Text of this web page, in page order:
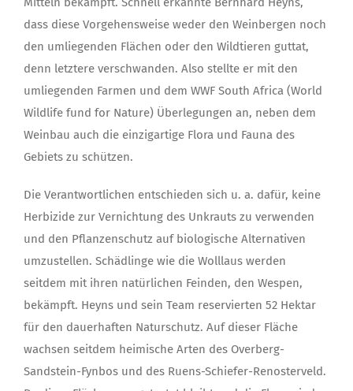
dass diese Vorgehensweise weder den Weinbergen noch
den umliegenden Flächen oder den Wildtieren guttat,
denn letztere verschwanden. Also stellte er mit den
umliegenden Farmen und dem WWF South Africa (World
Wildlife fund for Nature) Überlegungen an, neben dem
Weinbau auch die einzigartige Flora und Fauna des
Gebiets zu schützen.
Die Verantwortlichen entschieden sich u. a. dafür, keine
Herbizide zur Vernichtung des Unkrauts zu verwenden
und den Pflanzenschutz auf biologische Alternativen
umzustellen. Schädlinge wie die Wolllaus werden
seitdem mit ihren natürlichen Feinden, den Wespen,
bekämpft. Heyns und sein Team reservierten 52 Hektar
für den dauerhaften Naturschutz. Auf dieser Fläche
wachsen seitdem heimische Arten des Overberg-
Sandstein-Fynbos und des Ruens-Schiefer-Renosterveld.